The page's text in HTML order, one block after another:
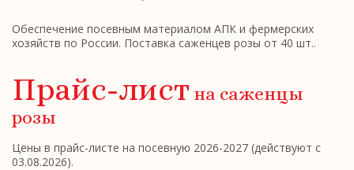
Обеспечение посевным материалом АПК и фермерских
хозяйств по России. Поставка саженцев розы от 40 шт..
Прайс-лист на саженцы
розы
Цены в прайс-листе на посевную 2026-2027 (действуют с
03.08.2026).